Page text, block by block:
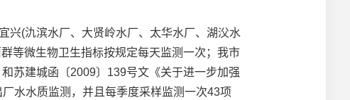
(氿滨水厂、大贤岭水厂、太华水厂、湖㳇水
等微生物卫生指标按规定每天监测一次；我市
苏建城函〔2009〕139号文《关于进一步加强
水水质监测，并且每季度采样监测一次43项